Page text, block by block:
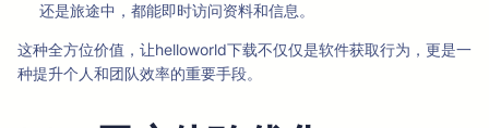
还是旅途中，都能即时访问资料和信息。
这种全方位价值，让helloworld下载不仅仅是软件获取行为，更是一
种提升个人和团队效率的重要手段。